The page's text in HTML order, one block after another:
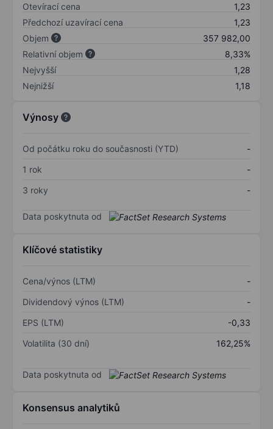
Otevírací cena
1,23
Předchozí uzavírací cena
1,23
Objem
357 982,00
Relativní objem
8,33%
Nejvyšší
1,28
Nejnižší
1,18
Výnosy
Od počátku roku do současnosti (YTD)
-
1 rok
-
3 roky
-
Data poskytnuta od
Klíčové statistiky
Cena/výnos (LTM)
-
Dividendový výnos (LTM)
-
EPS (LTM)
-0,33
Volatilita (30 dní)
162,25%
Data poskytnuta od
Konsensus analytiků